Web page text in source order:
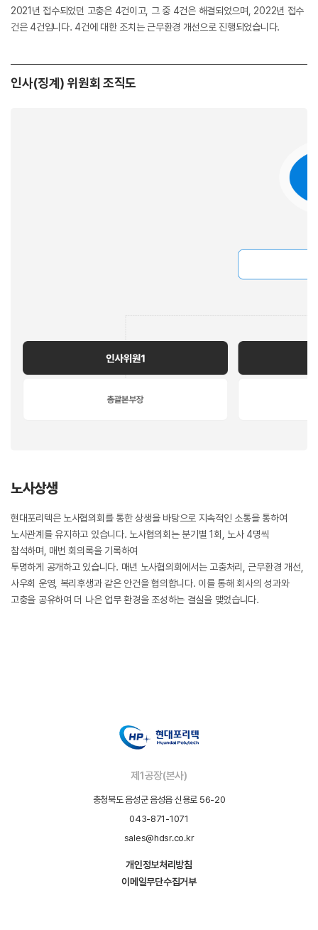
2021년 접수되었던 고충은 4건이고, 그 중 4건은 해결되었으며, 2022년 접수
건은 4건입니다. 4건에 대한 조치는 근무환경 개선으로 진행되었습니다.
인사(징계) 위원회 조직도
노사상생
현대포리텍은 노사협의회를 통한 상생을 바탕으로 지속적인 소통을 통하여
노사관계를 유지하고 있습니다. 노사협의회는 분기별 1회, 노사 4명씩
참석하며, 매번 회의록을 기록하여
투명하게 공개하고 있습니다. 매년 노사협의회에서는 고충처리, 근무환경 개선,
사우회 운영, 복리후생과 같은 안건을 협의합니다. 이를 통해 회사의 성과와
고충을 공유하여 더 나은 업무 환경을 조성하는 결실을 맺었습니다.
제1공장(본사)
충청북도 음성군 음성읍 신용로 56-20
043-871-1071
sales@hdsr.co.kr
개인정보처리방침
이메일무단수집거부